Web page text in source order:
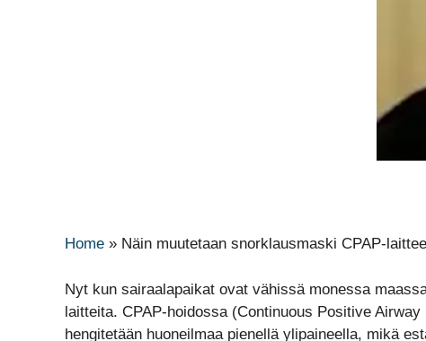
Home » Näin muutetaan snorklausmaski CPAP-
Nyt kun sairaalapaikat ovat vähissä monessa
laitteita. CPAP-hoidossa (Continuous Positive
hengitetään huoneilmaa pienellä ylipaineella, mikä